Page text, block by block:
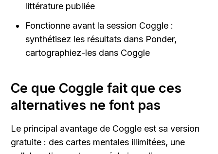
littérature publiée
Fonctionne avant la session Coggle :
synthétisez les résultats dans Ponder,
cartographiez-les dans Coggle
Ce que Coggle fait que ces
alternatives ne font pas
Le principal avantage de Coggle est sa version
gratuite : des cartes mentales illimitées, une